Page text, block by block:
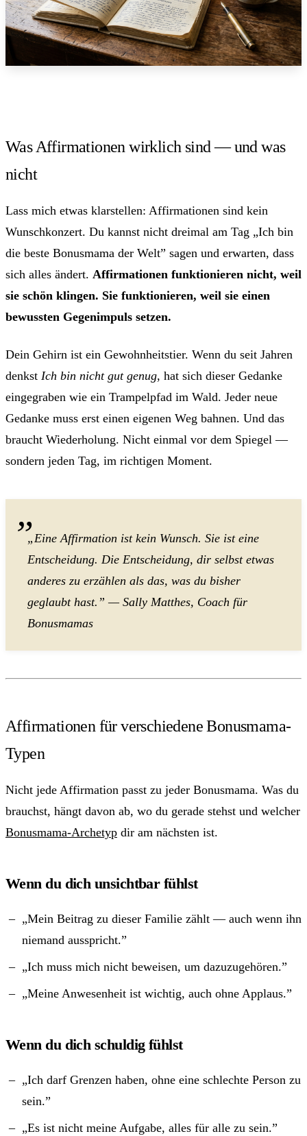
Was Affirmationen wirklich sind — und was
nicht
Lass mich etwas klarstellen: Affirmationen sind kein
Wunschkonzert. Du kannst nicht dreimal am Tag „Ich bin
die beste Bonusmama der Welt” sagen und erwarten, dass
sich alles ändert. Affirmationen funktionieren nicht, weil
sie schön klingen. Sie funktionieren, weil sie einen
bewussten Gegenimpuls setzen.
Dein Gehirn ist ein Gewohnheitstier. Wenn du seit Jahren
denkst Ich bin nicht gut genug, hat sich dieser Gedanke
eingegraben wie ein Trampelpfad im Wald. Jeder neue
Gedanke muss erst einen eigenen Weg bahnen. Und das
braucht Wiederholung. Nicht einmal vor dem Spiegel —
sondern jeden Tag, im richtigen Moment.
„Eine Affirmation ist kein Wunsch. Sie ist eine
Entscheidung. Die Entscheidung, dir selbst etwas
anderes zu erzählen als das, was du bisher
geglaubt hast.” — Sally Matthes, Coach für
Bonusmamas
Affirmationen für verschiedene Bonusmama-
Typen
Nicht jede Affirmation passt zu jeder Bonusmama. Was du
brauchst, hängt davon ab, wo du gerade stehst und welcher
Bonusmama-Archetyp dir am nächsten ist.
Wenn du dich unsichtbar fühlst
„Mein Beitrag zu dieser Familie zählt — auch wenn ihn
niemand ausspricht.”
„Ich muss mich nicht beweisen, um dazuzugehören.”
„Meine Anwesenheit ist wichtig, auch ohne Applaus.”
Wenn du dich schuldig fühlst
„Ich darf Grenzen haben, ohne eine schlechte Person zu
sein.”
„Es ist nicht meine Aufgabe, alles für alle zu sein.”